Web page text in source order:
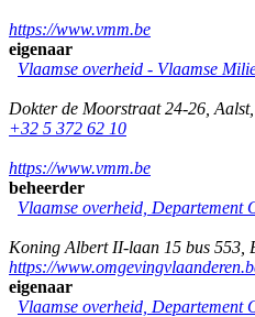
https://www.vmm.be
eigenaar
Vlaamse overheid - Vlaamse
Dokter de Moorstraat 24-26 Aalst,
+32 5 372 62 10
https://www.vmm.be
beheerder
Vlaamse overheid, Departement
Koning Albert II-laan 15 bus 553
https://
eigenaar
Vlaamse overheid, Departement